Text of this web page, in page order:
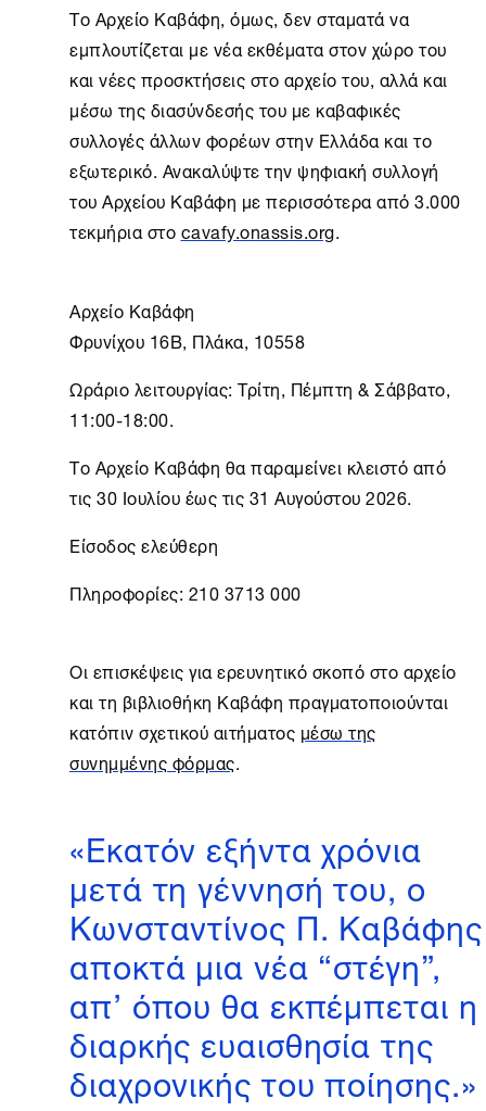
ΤοΑρχείο Καβάφη, όμως, δεν σταματά να
εμπλουτίζεται με νέα εκθέματα στον χώρο του
και νέες προσκτήσεις στο αρχείο του, αλλά και
μέσω της διασύνδεσής του με καβαφικές
συλλογές άλλων φορέων στην Ελλάδα και το
εξωτερικό. Ανακαλύψτε την ψηφιακή συλλογή
του Αρχείου Καβάφη με περισσότερα από 3.000
τεκμήρια στοcavafy.onassis.org.
Αρχείο Καβάφη
Φρυνίχου 16B, Πλάκα, 10558
Ωράριο λειτουργίας: Τρίτη, Πέμπτη & Σάββατο,
11:00-18:00.
ΤοΑρχείο Καβάφη θα παραμείνει κλειστό από
τις 30 Ιουλίου έως τις 31 Αυγούστου 2026.
Είσοδος ελεύθερη
Πληροφορίες: 210 3713 000
Οι επισκέψεις για ερευνητικό σκοπό στο αρχείο
και τη βιβλιοθήκη Καβάφη πραγματοποιούνται
κατόπιν σχετικού αιτήματος μέσω της
συνημμένης φόρμας.
«Εκατόν εξήντα χρόνια
μετά τη γέννησή του, ο
Κωνσταντίνος Π. Καβάφης
αποκτά μια νέα “στέγη”,
απ’ όπου θα εκπέμπεται η
διαρκής ευαισθησία της
διαχρονικής του ποίησης.»